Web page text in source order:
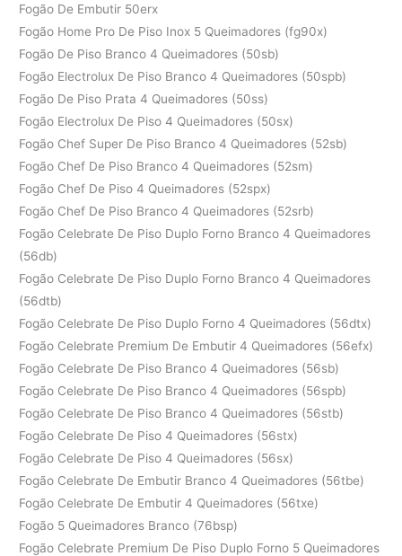
Fogão De Embutir 50erx
Fogão Home Pro De Piso Inox 5 Queimadores (fg90x)
Fogão De Piso Branco 4 Queimadores (50sb)
Fogão Electrolux De Piso Branco 4 Queimadores (50spb)
Fogão De Piso Prata 4 Queimadores (50ss)
Fogão Electrolux De Piso 4 Queimadores (50sx)
Fogão Chef Super De Piso Branco 4 Queimadores (52sb)
Fogão Chef De Piso Branco 4 Queimadores (52sm)
Fogão Chef De Piso 4 Queimadores (52spx)
Fogão Chef De Piso Branco 4 Queimadores (52srb)
Fogão Celebrate De Piso Duplo Forno Branco 4 Queimadores
(56db)
Fogão Celebrate De Piso Duplo Forno Branco 4 Queimadores
(56dtb)
Fogão Celebrate De Piso Duplo Forno 4 Queimadores (56dtx)
Fogão Celebrate Premium De Embutir 4 Queimadores (56efx)
Fogão Celebrate De Piso Branco 4 Queimadores (56sb)
Fogão Celebrate De Piso Branco 4 Queimadores (56spb)
Fogão Celebrate De Piso Branco 4 Queimadores (56stb)
Fogão Celebrate De Piso 4 Queimadores (56stx)
Fogão Celebrate De Piso 4 Queimadores (56sx)
Fogão Celebrate De Embutir Branco 4 Queimadores (56tbe)
Fogão Celebrate De Embutir 4 Queimadores (56txe)
Fogão 5 Queimadores Branco (76bsp)
Fogão Celebrate Premium De Piso Duplo Forno 5 Queimadores